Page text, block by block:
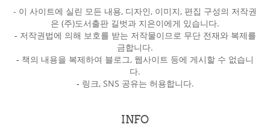
- 이 사이트에 실린 모든 내용, 디자인, 이미지, 편집 구성의 저작권
은 (주)도서출판 길벗과 지은이에게 있습니다.
- 저작권법에 의해 보호를 받는 저작물이므로 무단 전재와 복제를
금합니다.
- 책의 내용을 복제하여 블로그, 웹사이트 등에 게시할 수 없습니
다.
- 링크, SNS 공유는 허용합니다.
INFO